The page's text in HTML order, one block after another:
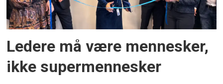
Ledere må være mennesker,
ikke supermennesker